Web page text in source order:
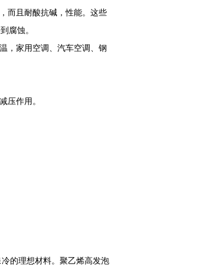
而且耐酸抗碱，性能。这些
腐蚀。
，家用空调、汽车空调、钢
压作用。
的理想材料。聚乙烯高发泡